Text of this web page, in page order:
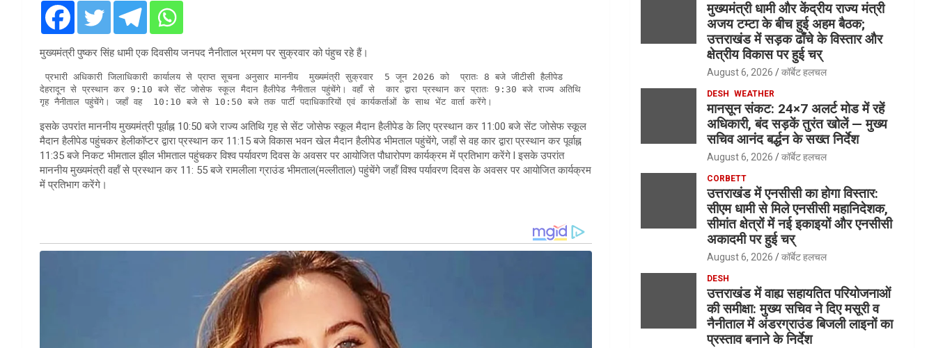
मुख्यमंत्री पुष्कर सिंह धामी एक दिवसीय जनपद नैनीताल भ्रमण पर सुक्रवार को पंहुच रहे हैं।
देहरादून से प्रस्थान कर 9:10 बजे सेंट जोसेफ स्कूल मैदान हैलीपेड नैनीताल पहुंचेंगे। वहॉं से  कार द्वारा प्रस्थान कर प्रातः 9:30 बजे राज्य अतिथि
गृह नैनीताल पहुंचेंगे। जहॉं वह  10:10 बजे से 10:50 बजे तक पार्टी पदाधिकारियों एवं कार्यकर्ताओं के साथ भेंट वार्ता करेंगे।
इसके उपरांत माननीय मुख्यमंत्री पूर्वाह्न 10:50 बजे राज्य अतिथि गृह से सेंट जोसेफ स्कूल मैदान हैलीपेड के लिए प्रस्थान कर 11:00 बजे सेंट जोसेफ स्कूल
मैदान हैलीपेड पहुंचकर हेलीकॉप्टर द्वारा प्रस्थान कर 11:15 बजे विकास भवन खेल मैदान हैलीपेड भीमताल पहुंचेंगे, जहाँ से वह कार द्वारा प्रस्थान कर पूर्वाह्न
11:35 बजे निकट भीमताल झील भीमताल पहुंचकर विश्व पर्यावरण दिवस के अवसर पर आयोजित पौधारोपण कार्यक्रम में प्रतिभाग करेंगे l इसके उपरांत
माननीय मुख्यमंत्री वहॉं से प्रस्थान कर 11: 55 बजे रामलीला ग्राउंड भीमताल(मल्लीताल) पहुंचेंगे जहॉं विश्व पर्यावरण दिवस के अवसर पर आयोजित कार्यक्रम
में प्रतिभाग करेंगे।
मुख्यमंत्री धामी और केंद्रीय राज्य मंत्री
अजय टम्टा के बीच हुई अहम बैठक;
उत्तराखंड में सड़क ढाँचे के विस्तार और
क्षेत्रीय विकास पर हुई चर्
August 6, 2026 कॉर्बेट हलचल
DESH WEATHER
मानसून संकट: 24×7 अलर्ट मोड में रहें
अधिकारी, बंद सड़कें तुरंत खोलें — मुख्य
सचिव आनंद बर्द्धन के सख्त निर्देश
August 6, 2026 कॉर्बेट हलचल
CORBETT
उत्तराखंड में एनसीसी का होगा विस्तार:
सीएम धामी से मिले एनसीसी महानिदेशक,
सीमांत क्षेत्रों में नई इकाइयों और एनसीसी
अकादमी पर हुई चर्
August 6, 2026 कॉर्बेट हलचल
DESH
उत्तराखंड में वाह्य सहायतित परियोजनाओं
की समीक्षा: मुख्य सचिव ने दिए मसूरी व
नैनीताल में अंडरग्राउंड बिजली लाइनों का
प्रस्ताव बनाने के निर्देश